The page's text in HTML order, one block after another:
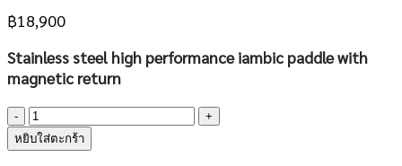
฿18,900
Stainless steel high performance iambic paddle with
magnetic return
จำนวน
Begali
Sculpture
หยิบใส่ตะกร้า